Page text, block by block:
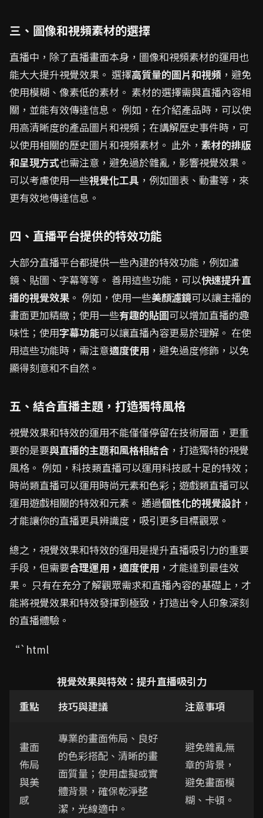
三、圖像和視頻素材的選擇
直播中，除了直播畫面本身，圖像和視頻素材的運用也
能大大提升視覺效果。 選擇高質量的圖片和視頻 ，避免
使用模糊、像素低的素材。 素材的選擇需與直播內容相
關，並能有效傳達信息。 例如，在介紹產品時，可以使
用高清晰度的產品圖片和視頻；在講解歷史事件時，可
以使用相關的歷史圖片和視頻素材。 此外， 素材的排版
和呈現方式也需注意，避免過於雜亂，影響視覺效果。
可以考慮使用一些視覺化工具 ，例如圖表、動畫等，來
更有效地傳達信息。
四、直播平台提供的特效功能
大部分直播平台都提供一些內建的特效功能，例如濾
鏡、貼圖、字幕等等。 善用這些功能，可以快速提升直
播的視覺效果 。 例如，使用一些美顏濾鏡可以讓主播的
畫面更加精緻；使用一些有趣的貼圖可以增加直播的趣
味性；使用字幕功能可以讓直播內容更易於理解。 在使
用這些功能時，需注意適度使用 ，避免過度修飾，以免
顯得刻意和不自然。
五、結合直播主題，打造獨特風格
視覺效果和特效的運用不能僅僅停留在技術層面，更重
要的是要與直播的主題和風格相結合 ，打造獨特的視覺
風格。 例如，科技類直播可以運用科技感十足的特效；
時尚類直播可以運用時尚元素和色彩；遊戲類直播可以
運用遊戲相關的特效和元素。 通過個性化的視覺設計 ，
才能讓你的直播更具辨識度，吸引更多目標觀眾。
總之，視覺效果和特效的運用是提升直播吸引力的重要
手段，但需要合理運用，適度使用 ，才能達到最佳效
果。 只有在充分了解觀眾需求和直播內容的基礎上，才
能將視覺效果和特效發揮到極致，打造出令人印象深刻
的直播體驗。
“`html
視覺效果與特效：提升直播吸引力
重點
技巧與建議 注意事項
畫面
佈局
與美
感
專業的畫面佈局、良好
的色彩搭配、清晰的畫
面質量；使用虛擬或實
體背景，確保乾淨整
潔，光線適中。
避免雜亂無
章的背景，
避免畫面模
糊、卡頓。